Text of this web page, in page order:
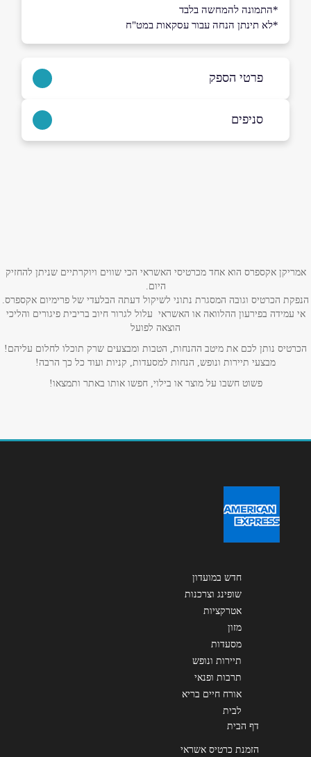
*התמונה להמחשה בלבד
*לא תינתן הנחה עבור עסקאות במט"ח
פרטי הספק
באתר
אימייל*
נושא*
אנא חזרו אלי בקשר ל...
סניפים
אמריקן אקספרס הוא אחד מכרטיסי האשראי הכי שווים ויוקרתיים שניתן להחזיק
היום.
הנפקת הכרטיס וגובה המסגרת נתוני לשיקול דעתה הבלעדי של פרימיום אקספרס.
אי עמידה בפירעון ההלוואה או האשראי עלול לגרור חיוב בריבית פיגורים והליכי
הוצאה לפועל
הכרטיס נותן לכם את מיטב ההנחות, הטבות ומבצעים שרק תוכלו לחלום עליהם!
מבצעי תיירות ונופש, הנחות למסעדות, קניות ועוד כל כך הרבה!
פשוט חשבו על מוצר או בילוי, חפשו אותו באתר ותמצאו!
חדש במועדון
שופינג וצרכנות
אטרקציות
מזון
מסעדות
תיירות ונופש
תרבות ופנאי
אורח חיים בריא
לבית
דף הבית
הזמנת כרטיס אשראי